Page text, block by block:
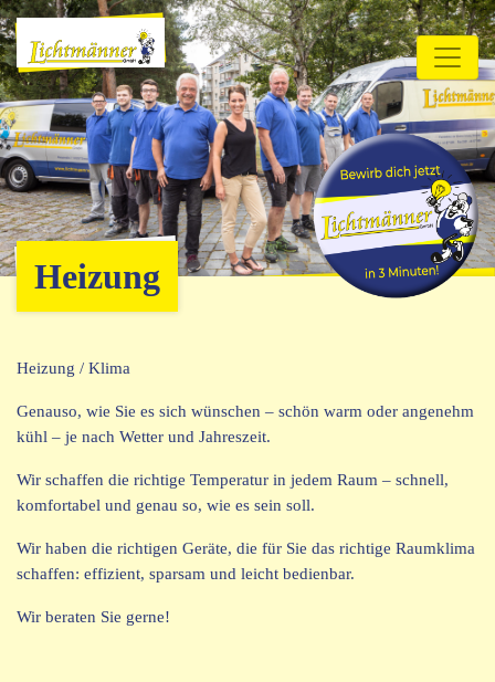
Heizung
Heizung / Klima
Genauso, wie Sie es sich wünschen – schön warm oder angenehm
kühl – je nach Wetter und Jahreszeit.
Wir schaffen die richtige Temperatur in jedem Raum – schnell,
komfortabel und genau so, wie es sein soll.
Wir haben die richtigen Geräte, die für Sie das richtige Raumklima
schaffen: effizient, sparsam und leicht bedienbar.
Wir beraten Sie gerne!